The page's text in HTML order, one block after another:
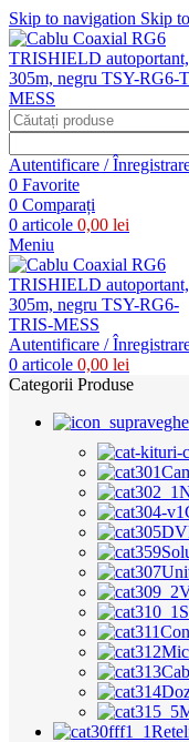
Skip to navigation Skip
Autentificare /
0 Favorite
0 Comparați
0 articole 0,00 lei
Meniu
Autentificare /
0 articole 0,00 lei
Categorii Produse